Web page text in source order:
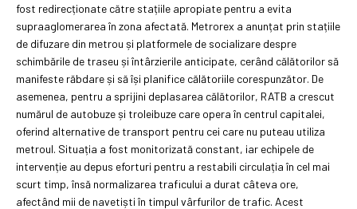
fost redirecționate către stațiile apropiate pentru a evita
supraaglomerarea în zona afectată. Metrorex a anunțat prin stațiile
de difuzare din metrou și platformele de socializare despre
schimbările de traseu și întârzierile anticipate, cerând călătorilor să
manifeste răbdare și să își planifice călătoriile corespunzător. De
asemenea, pentru a sprijini deplasarea călătorilor, RATB a crescut
numărul de autobuze și troleibuze care opera în centrul capitalei,
oferind alternative de transport pentru cei care nu puteau utiliza
metroul. Situația a fost monitorizată constant, iar echipele de
intervenție au depus eforturi pentru a restabili circulația în cel mai
scurt timp, însă normalizarea traficului a durat câteva ore,
afectând mii de navetiști în timpul vârfurilor de trafic. Acest